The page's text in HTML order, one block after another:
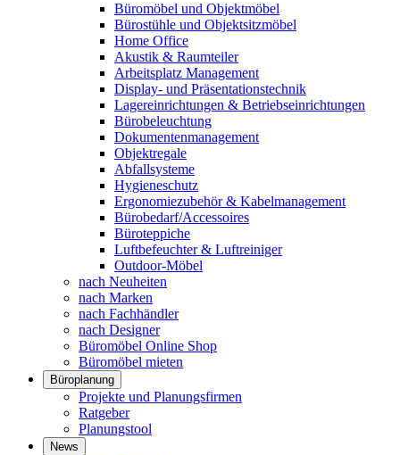
Büromöbel und Objektmöbel
Bürostühle und Objektsitzmöbel
Home Office
Akustik & Raumteiler
Arbeitsplatz Management
Display- und Präsentationstechnik
Lagereinrichtungen & Betriebseinrichtungen
Bürobeleuchtung
Dokumentenmanagement
Objektregale
Abfallsysteme
Hygieneschutz
Ergonomiezubehör & Kabelmanagement
Bürobedarf/Accessoires
Büroteppiche
Luftbefeuchter & Luftreiniger
Outdoor-Möbel
nach Neuheiten
nach Marken
nach Fachhändler
nach Designer
Büromöbel Online Shop
Büromöbel mieten
Büroplanung
Projekte und Planungsfirmen
Ratgeber
Planungstool
News